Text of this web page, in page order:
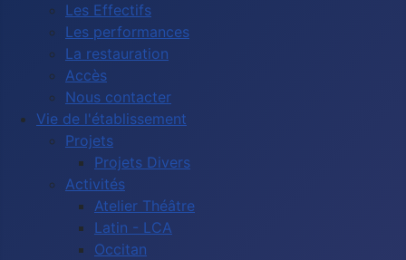
Les Effectifs
Les performances
La restauration
Accès
Nous contacter
Vie de l'établissement
Projets
Projets Divers
Activités
Atelier Théâtre
Latin - LCA
Occitan